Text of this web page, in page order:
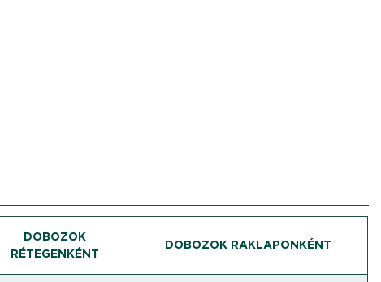
DOBOZOK
RÉTEGENKÉNT
DOBOZOK RAKLAPONKÉNT